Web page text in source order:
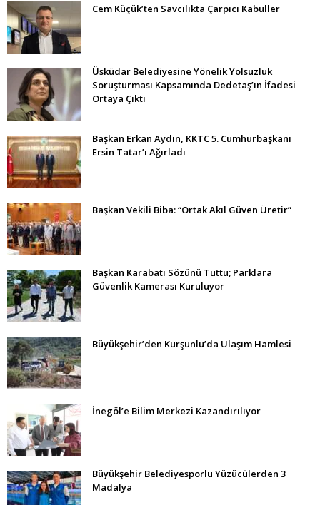
Cem Küçük’ten Savcılıkta Çarpıcı Kabuller
Üsküdar Belediyesine Yönelik Yolsuzluk
Soruşturması Kapsamında Dedetaş’ın İfadesi
Ortaya Çıktı
Başkan Erkan Aydın, KKTC 5. Cumhurbaşkanı
Ersin Tatar’ı Ağırladı
Başkan Vekili Biba: “Ortak Akıl Güven Üretir”
Başkan Karabatı Sözünü Tuttu; Parklara
Güvenlik Kamerası Kuruluyor
Büyükşehir’den Kurşunlu’da Ulaşım Hamlesi
İnegöl’e Bilim Merkezi Kazandırılıyor
Büyükşehir Belediyesporlu Yüzücülerden 3
Madalya